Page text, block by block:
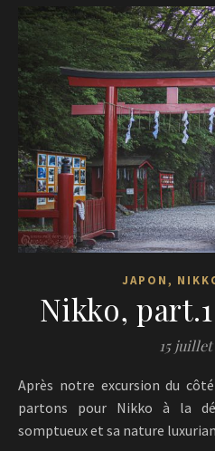
JAPON ,
Nikko,
15
Après notre excursion du côté de Kinugawa Onsen, nous
partons pour Nikko à la
somptueux et sa nature